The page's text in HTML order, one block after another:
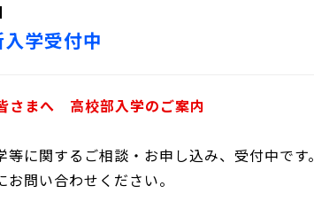
入学受付中
さまへ 高校部入学のご案内
等に関するご相談・お申し込み、受付中です。
問い合わせください。